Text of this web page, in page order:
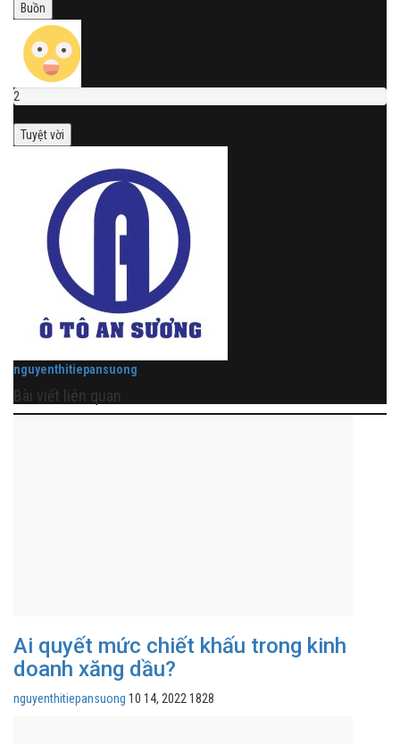
Buồn
2
Tuyệt vời
nguyenthitiepansuong
Bài viết liên quan
Ai quyết mức chiết khấu trong kinh
doanh xăng dầu?
nguyenthitiepansuong 10 14, 20221828